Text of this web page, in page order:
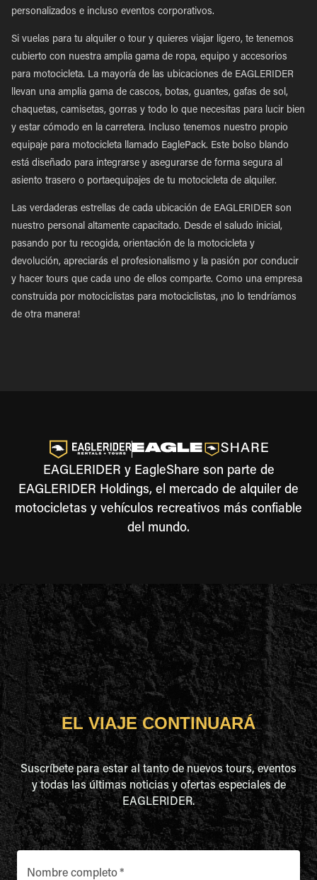
personalizados e incluso eventos corporativos.
Si vuelas para tu alquiler o tour y quieres viajar ligero, te tenemos
cubierto con nuestra amplia gama de ropa, equipo y accesorios
para motocicleta. La mayoría de las ubicaciones de EAGLERIDER
llevan una amplia gama de cascos, botas, guantes, gafas de sol,
chaquetas, camisetas, gorras y todo lo que necesitas para lucir bien
y estar cómodo en la carretera. Incluso tenemos nuestro propio
equipaje para motocicleta llamado EaglePack. Este bolso blando
está diseñado para integrarse y asegurarse de forma segura al
asiento trasero o portaequipajes de tu motocicleta de alquiler.
Las verdaderas estrellas de cada ubicación de EAGLERIDER son
nuestro personal altamente capacitado. Desde el saludo inicial,
pasando por tu recogida, orientación de la motocicleta y
devolución, apreciarás el profesionalismo y la pasión por conducir
y hacer tours que cada uno de ellos comparte. Como una empresa
construida por motociclistas para motociclistas, ¡no lo tendríamos
de otra manera!
EAGLERIDER y EagleShare son parte de
EAGLERIDER Holdings, el mercado de alquiler de
motocicletas y vehículos recreativos más confiable
del mundo.
EL VIAJE CONTINUARÁ
Suscríbete para estar al tanto de nuevos tours, eventos
y todas las últimas noticias y ofertas especiales de
EAGLERIDER.
Nombre completo*